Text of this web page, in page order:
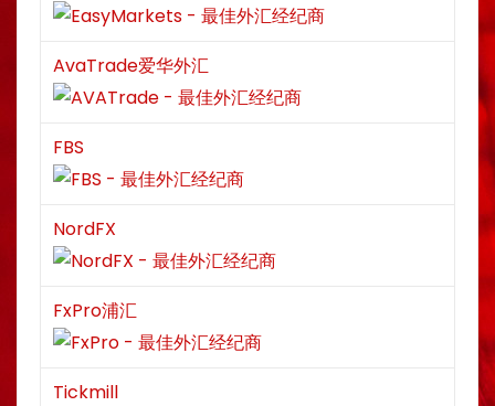
AvaTrade爱华外汇
FBS
NordFX
FxPro浦汇
Tickmill